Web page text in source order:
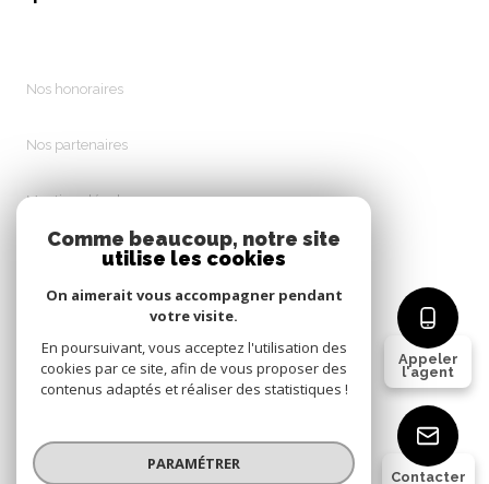
Appeler
l'agent
Contacter
Nos honoraires
Nos partenaires
Mentions légales
Cookies
© 2026 | Tous droits réservés
Comme beaucoup, notre site
utilise les cookies
On aimerait vous accompagner pendant
votre visite.
En poursuivant, vous acceptez l'utilisation des
cookies par ce site, afin de vous proposer des
contenus adaptés et réaliser des statistiques !
PARAMÉTRER